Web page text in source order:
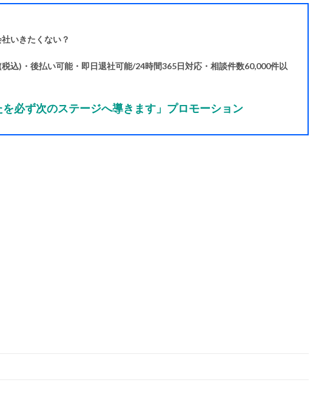
いきたくない？
込)・後払い可能・即日退社可能/24時間365日対応・相談件数60,000件以
必ず次のステージへ導きます」プロモーション